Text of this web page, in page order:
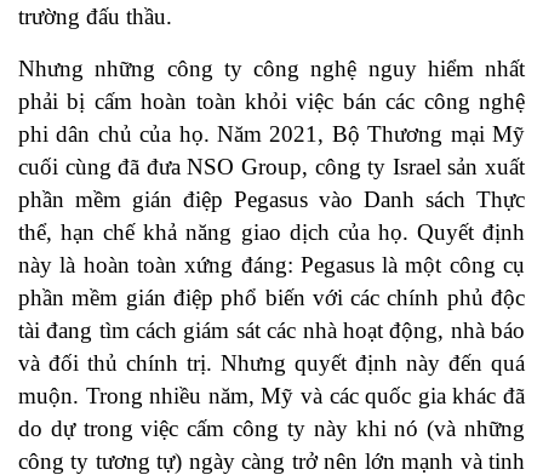
trường đấu thầu.
Nhưng những công ty công nghệ nguy hiểm nhất
phải bị cấm hoàn toàn khỏi việc bán các công nghệ
phi dân chủ của họ. Năm 2021, Bộ Thương mại Mỹ
cuối cùng đã đưa NSO Group, công ty Israel sản xuất
phần mềm gián điệp Pegasus vào Danh sách Thực
thể, hạn chế khả năng giao dịch của họ. Quyết định
này là hoàn toàn xứng đáng: Pegasus là một công cụ
phần mềm gián điệp phổ biến với các chính phủ độc
tài đang tìm cách giám sát các nhà hoạt động, nhà báo
và đối thủ chính trị. Nhưng quyết định này đến quá
muộn. Trong nhiều năm, Mỹ và các quốc gia khác đã
do dự trong việc cấm công ty này khi nó (và những
công ty tương tự) ngày càng trở nên lớn mạnh và tinh